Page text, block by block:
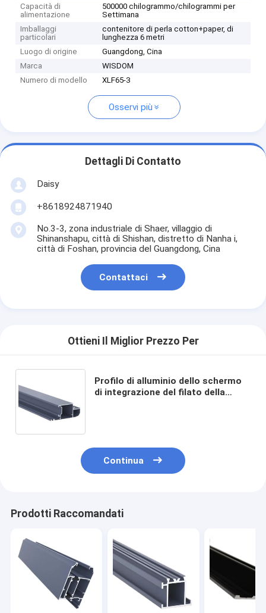
Capacità di
alimentazione
500000 chilogrammo/chilogrammi per
Settimana
Imballaggi
particolari
contenitore di perla cotton+paper, di
lunghezza 6 metri
Luogo di origine
Guangdong, Cina
Marca
WISDOM
Numero di modello
XLF65-3
Osservi più
Dettagli Di Contatto
Daisy
+8618924871940
No.3-3, zona industriale di Shaer, villaggio di
Shinanshapu, città di Shishan, distretto di Nanha i,
città di Foshan, provincia del Guangdong, Cina
Contattaci
Ottieni Il Miglior Prezzo Per
Profilo di alluminio dello schermo
di integrazione del filato della
Continua
Prodotti Raccomandati